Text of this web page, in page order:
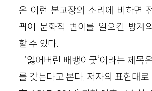
은 이런 본고장의 소리에 비하면
뀌어 문화적 변이를 일으킨 방계
할 수 있다.
‘잃어버린 배뱅이굿’이라는 제목
를 갖는다고 본다. 저자의 표현대로